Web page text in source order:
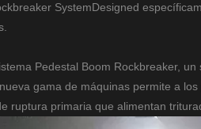
SystemDesigned
Pedestal Boom Rockbreaker,
gama de máquinas permite a
ruptura primaria que alimentan